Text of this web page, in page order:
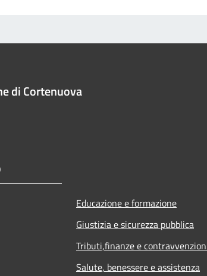
di Cortenuova
Educazione e formazione
Giustizia e sicurezza pubblica
Tributi,finanze e
Salute, benessere e assistenza